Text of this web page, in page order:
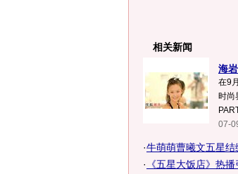
相关新闻
海
在9
时尚
07-
·牛萌萌曹曦文五星
· 《五星大饭店》热